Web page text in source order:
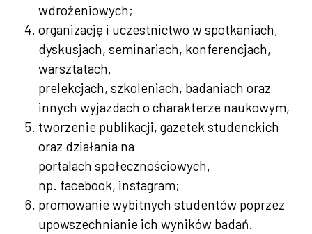
wdrożeniowych;
organizację i uczestnictwo w spotkaniach,
dyskusjach, seminariach, konferencjach,
warsztatach,
prelekcjach, szkoleniach, badaniach oraz
innych wyjazdach o charakterze naukowym,
tworzenie publikacji, gazetek studenckich
oraz działania na
portalach społecznościowych,
np. facebook, instagram;
promowanie wybitnych studentów poprzez
upowszechnianie ich wyników badań.